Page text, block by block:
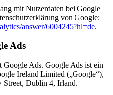
mit Nutzerdaten bei Google
von Google:
answer/6004245?hl=de.
Ads
Google Ads. Google Ads ist ein
Ireland Limited („Google“),
Street, Dublin 4, Irland.